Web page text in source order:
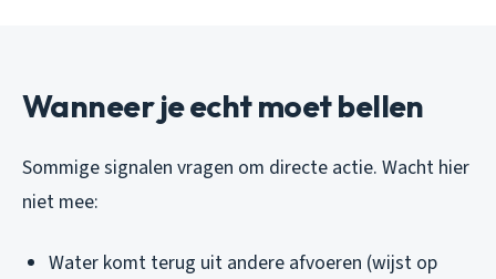
Wanneer je echt moet bellen
Sommige signalen vragen om directe actie. Wacht hier
niet mee:
Water komt terug uit andere afvoeren (wijst op